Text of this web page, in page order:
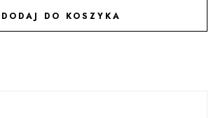
DODAJ DO KOSZYKA
DODAJ DO ULUBIONYCH